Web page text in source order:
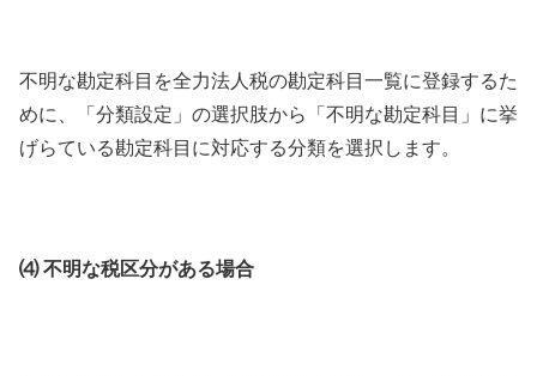
不明な勘定科目を全力法人税の勘定科目一覧に登録するた
めに、「分類設定」の選択肢から「不明な勘定科目」に挙
げらている勘定科目に対応する分類を選択します。
⑷ 不明な税区分がある場合